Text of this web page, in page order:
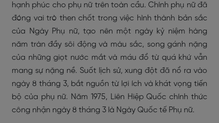
hạnh phúc cho phụ nữ trên toàn cầu. Chính phụ nữ đã
đóng vai trò then chốt trong việc hình thành bản sắc
của Ngày Phụ nữ, tạo nên một ngày kỷ niệm hàng
năm tràn đầy sôi động và màu sắc, song gánh nặng
của những giọt nước mắt và máu đổ từ quá khứ vẫn
mang sự nặng nề. Suốt lịch sử, xung đột đã nổ ra vào
ngày 8 tháng 3, bắt nguồn từ lợi ích và khát vọng tiến
bộ của phụ nữ. Năm 1975, Liên Hiệp Quốc chính thức
công nhận ngày 8 tháng 3 là Ngày Quốc tế Phụ nữ.